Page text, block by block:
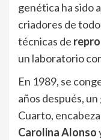
genética ha sido
criadores de todo
técnicas de
un laboratorio
En 1989, se
años después,
Cuarto,
Carolina Alonso